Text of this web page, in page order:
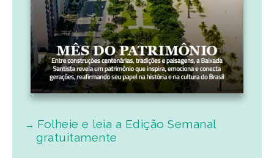
Folheie e leia a Edição Semanal
gratuitamente